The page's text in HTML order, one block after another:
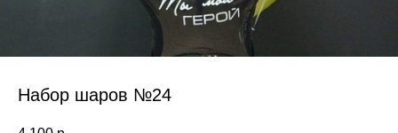
Набор шаров №24